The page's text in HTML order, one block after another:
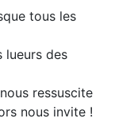
tous les
lueurs des
ressuscite
nous invite !